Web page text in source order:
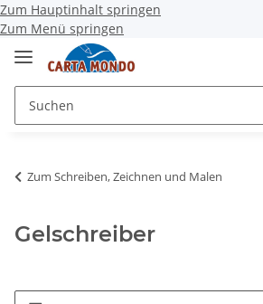
Zum Hauptinhalt springen
Zum Menü springen
Zum Schreiben, Zeichnen und Malen
Gelschreiber